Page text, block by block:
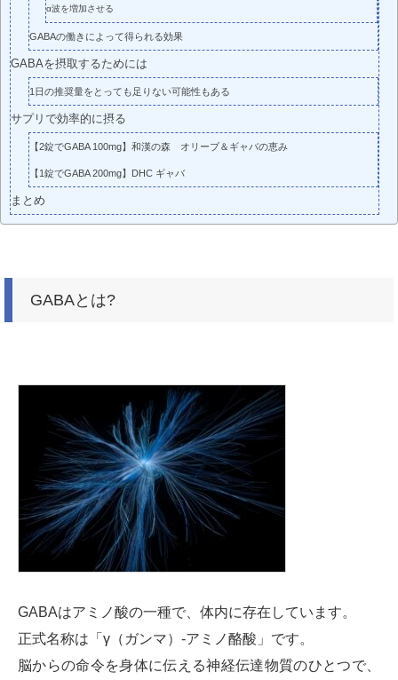
α波を増加させる
GABAの働きによって得られる効果
GABAを摂取するためには
1日の推奨量をとっても足りない可能性もある
サプリで効率的に摂る
【2錠でGABA 100mg】和漢の森 オリーブ＆ギャバの恵み
【1錠でGABA 200mg】DHC ギャバ
まとめ
GABAとは?
GABAはアミノ酸の一種で、体内に存在しています。
正式名称は「γ（ガンマ）-アミノ酪酸」です。
脳からの命令を身体に伝える神経伝達物質のひとつで、